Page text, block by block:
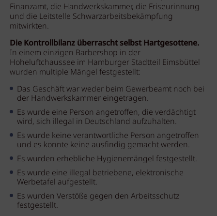
Finanzamt, die Handwerkskammer, die Friseurinnung
und die Leitstelle Schwarzarbeitsbekämpfung
mitwirkten.
Die Kontrollbilanz überrascht selbst Hartgesottene.
In einem einzigen Barbershop in der
Hoheluftchaussee im Hamburger Stadtteil Eimsbüttel
wurden multiple Mängel festgestellt:
Das Geschäft war weder beim Gewerbeamt noch bei
der Handwerkskammer eingetragen.
Es wurde eine Person angetroffen, die verdächtigt
wird, sich illegal in Deutschland aufzuhalten.
Es wurde keine verantwortliche Person angetroffen
und es konnte keine ausfindig gemacht werden.
Es wurden erhebliche Hygienemängel festgestellt.
Es wurde eine illegal betriebene, elektronische
Werbetafel aufgestellt.
Es wurden Verstöße gegen den Arbeitsschutz
festgestellt.